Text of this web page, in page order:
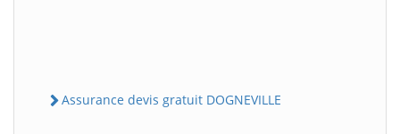
Assurance devis gratuit DOGNEVILLE